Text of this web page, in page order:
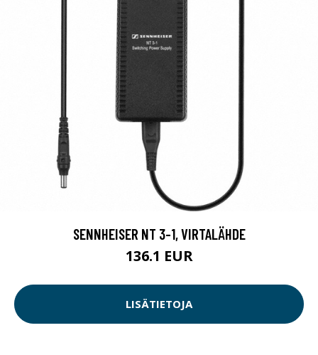
SENNHEISER NT 3-1, VIRTALÄHDE
136.1 EUR
LISÄTIETOJA